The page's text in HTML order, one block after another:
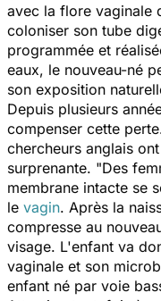
avec la flore vaginale
coloniser son tube
programmée et
eaux, le nouveau-né
son exposition
Depuis plusieurs
compenser cette
chercheurs anglais
surprenante. "Des
membrane intacte se
le vagin. Après la
compresse au
visage. L'enfant va
vaginale et son
enfant né par voie